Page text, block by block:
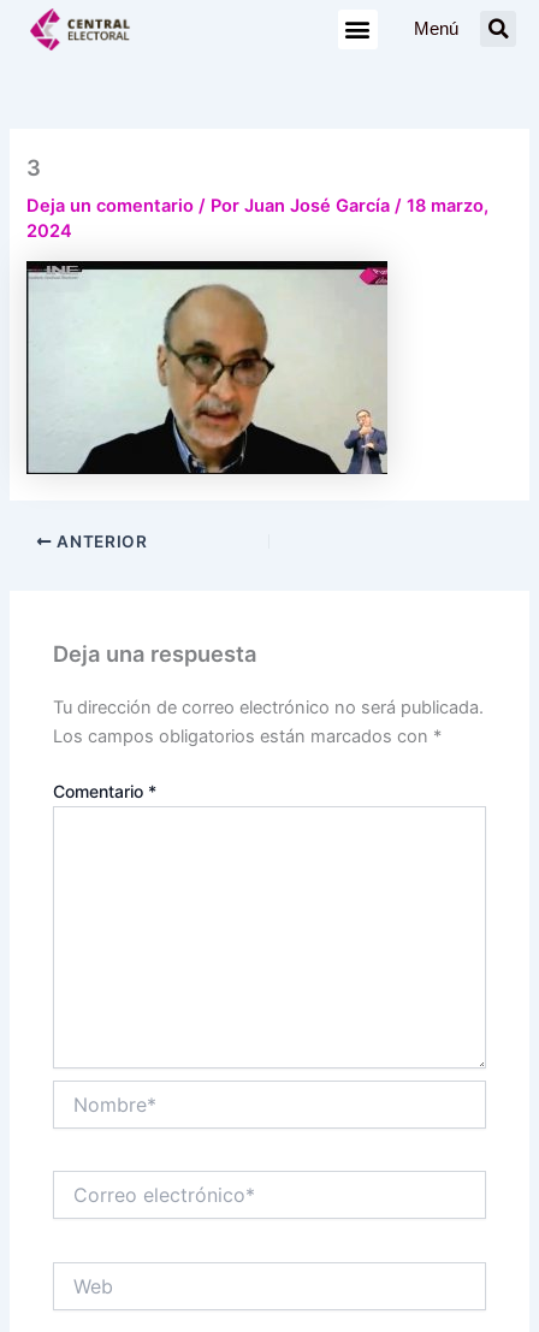
Menú
3
Deja un comentario / PorJuan José García/18 marzo,
2024
ANTERIOR
Deja una respuesta
Tu dirección de correo electrónico no será publicada.
Los campos obligatorios están marcados con *
Comentario *
electrónico*